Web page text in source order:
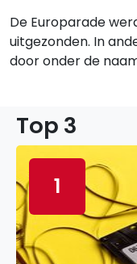
De Europarade
uitgezonden. In
door onder de
Top 3
1